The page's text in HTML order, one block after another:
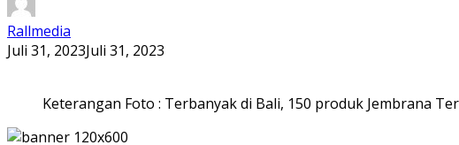
Rallmedia
Juli 31, 2023Juli 31, 2023
Keterangan Foto : Terbanyak di Bali, 150 produk Jembrana